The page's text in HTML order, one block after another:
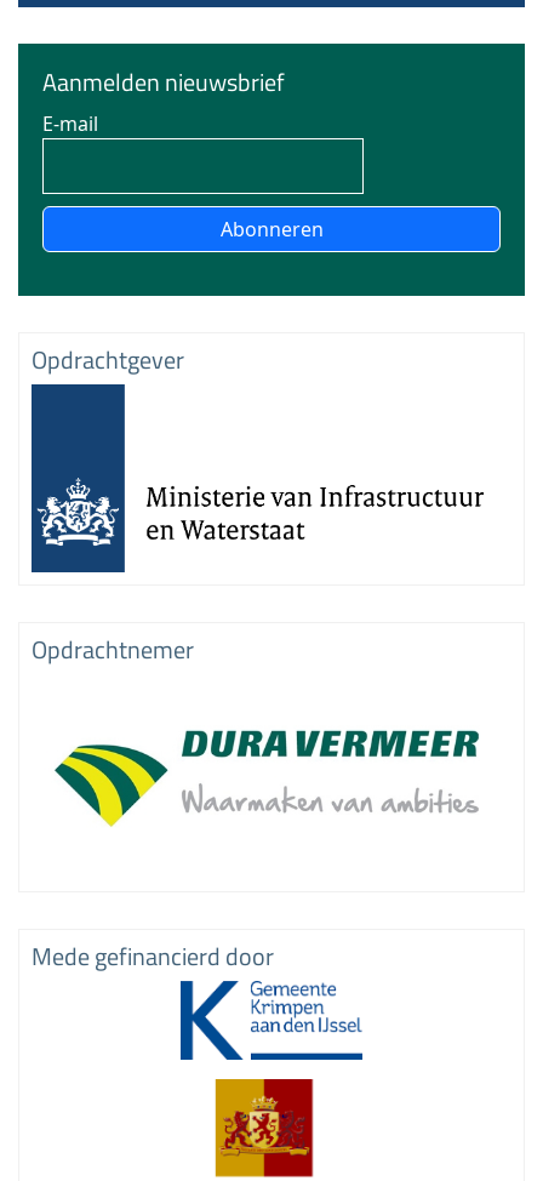
Aanmelden nieuwsbrief
E-mail
Abonneren
Opdrachtgever
Opdrachtnemer
Mede gefinancierd door